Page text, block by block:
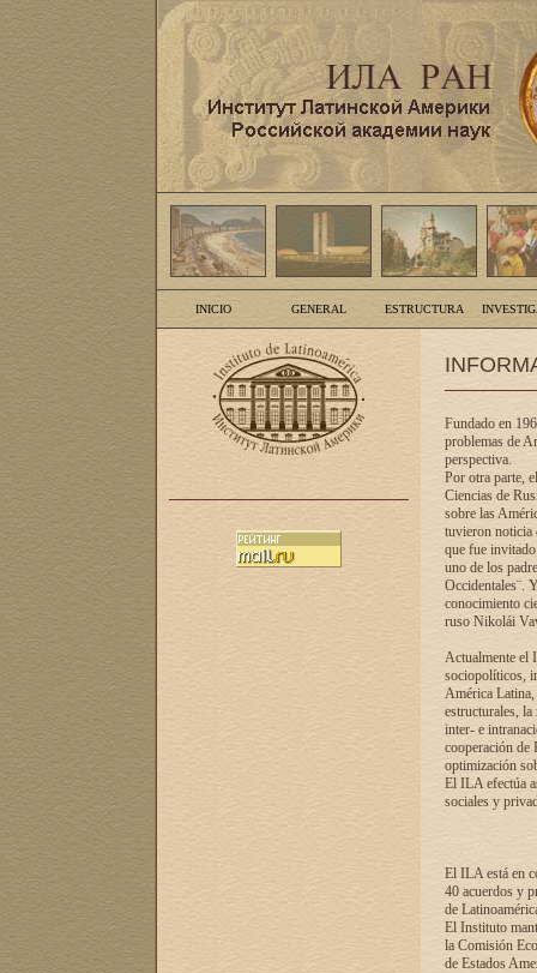
INICIO GENERAL ESTRUCTURA
Fundado en
problemas de
perspectiva.
Por otra parte,
Ciencias de
sobre las
tuvieron noticia
que fue
uno de los
Occidentales¨.
conocimiento
ruso Nikolái
Actualmente el
sociopolíticos,
América Latina,
estructurales,
inter- e
cooperación de
optimización
El ILA efectúa
sociales y
El ILA está en
40 acuerdos y
de
El Instituto
la Comisión
de Estados